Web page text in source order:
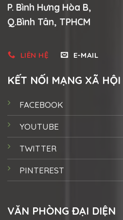
P. Bình Hưng Hòa B,
Q.Bình Tân, TPHCM
LIÊN HỆ E-MAIL
KẾT NỐI MẠNG XÃ HỘI
FACEBOOK
YOUTUBE
TWITTER
PINTEREST
VĂN PHÒNG ĐẠI DIỆN